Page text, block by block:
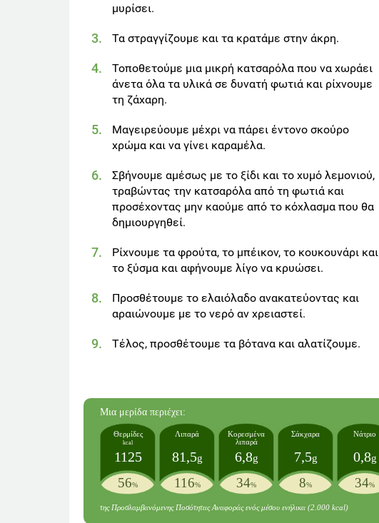
μυρίσει.
Τα στραγγίζουμε και τα κρατάμε στην άκρη.
Τοποθετούμε μια μικρή κατσαρόλα που να χωράει
άνετα όλα τα υλικά σε δυνατή φωτιά και ρίχνουμε
τη ζάχαρη.
Μαγειρεύουμε μέχρι να πάρει έντονο σκούρο
χρώμα και να γίνει καραμέλα.
Σβήνουμε αμέσως με το ξίδι και το χυμό λεμονιού,
τραβώντας την κατσαρόλα από τη φωτιά και
προσέχοντας μην καούμε από το κόχλασμα που θα
δημιουργηθεί.
Ρίχνουμε τα φρούτα, το μπέικον, το κουκουνάρι και
το ξύσμα και αφήνουμε λίγο να κρυώσει.
Προσθέτουμε το ελαιόλαδο ανακατεύοντας και
αραιώνουμε με το νερό αν χρειαστεί.
Τέλος, προσθέτουμε τα βότανα και αλατίζουμε.
Mια μερίδα περιέχει:
Θερμίδες
kcal
1125
56%
Λιπαρά
81,5g
116%
Κορεσμένα
λιπαρά
6,8g
34%
Σάκχαρα
7,5g
8%
Νάτριο
0,8g
34%
της Προσλαμβανόμενης Ποσότητας Αναφοράς ενός μέσου ενήλικα (2.000 kcal)